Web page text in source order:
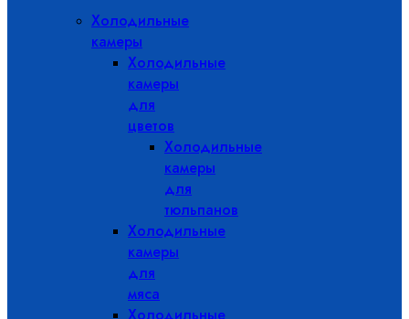
Холодильные
камеры
Холодильные
камеры
для
цветов
Холодильные
камеры
для
тюльпанов
Холодильные
камеры
для
мяса